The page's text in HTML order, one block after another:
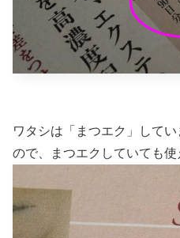
ワタシは「まつエク」して
ので、まつエクしていても使